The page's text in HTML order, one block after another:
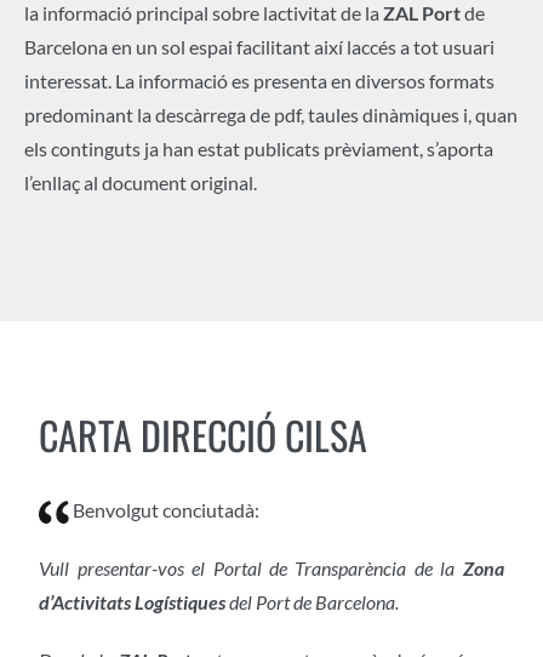
la informació principal sobre lactivitat de la ZAL Portde
Barcelona en un sol espai facilitant així laccés a tot usuari
interessat. La informació es presenta en diversos formats
predominant la descàrrega de pdf, taules dinàmiques i, quan
els continguts ja han estat publicats prèviament, s’aporta
l’enllaç al document original.
CARTA DIRECCIÓ CILSA
Benvolgut conciutadà:
Vull presentar-vos el Portal de Transparència de la Zona
d’Activitats Logístiquesdel Port de Barcelona.